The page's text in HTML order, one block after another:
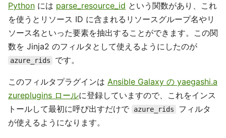
Python には parse_resource_id という関数があり、これ
を使うとリソース ID に含まれるリソースグループ名やリ
ソース名といった要素を抽出することができます。この関
数を Jinja2 のフィルタとして使えるようにしたのが
azure_rids です。
このフィルタプラグインは Ansible Galaxy の yaegashi.a
zureplugins ロールに登録していますので、これをインス
トールして最初に呼び出すだけで
azure_rids
フィルタ
が使えるようになります。